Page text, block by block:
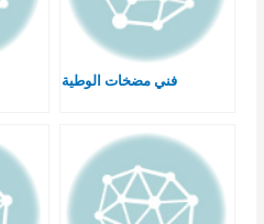
فني مضخات الوطية